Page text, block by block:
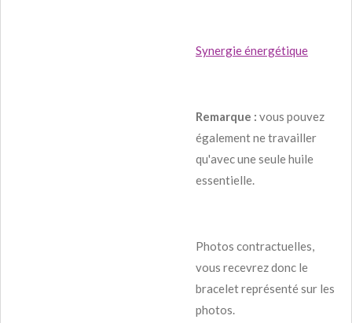
Synergie énergétique
Remarque : vous pouvez
également ne travailler
qu'avec une seule huile
essentielle.
Photos contractuelles,
vous recevrez donc le
bracelet représenté sur les
photos.